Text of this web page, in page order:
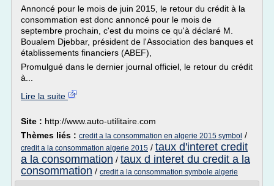
Annoncé pour le mois de juin 2015, le retour du crédit à la
consommation est donc annoncé pour le mois de
septembre prochain, c'est du moins ce qu'à déclaré M.
Boualem Djebbar, président de l'Association des banques et
établissements financiers (ABEF),
Promulgué dans le dernier journal officiel, le retour du crédit
à...
Lire la suite
Site : http://www.auto-utilitaire.com
Thèmes liés : credit a la consommation en algerie 2015 symbol /
credit a la consommation algerie 2015 / taux d'interet credit
a la consommation / taux d interet du credit a la
consommation / credit a la consommation symbole algerie